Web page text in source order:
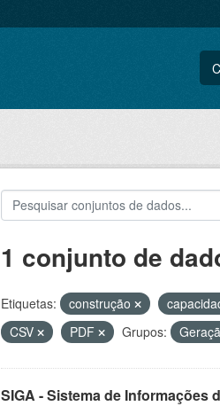
1 conjunto de
Etiquetas: construção
CSV
PDF Grupos:
SIGA - Sistema de Informações